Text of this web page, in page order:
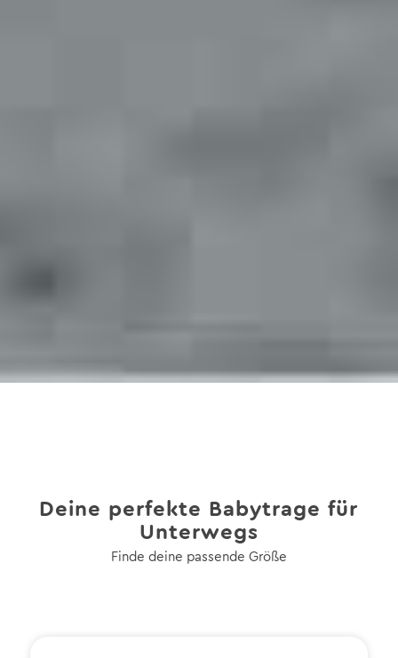
Deine perfekte Babytrage für
Unterwegs
Finde deine passende Größe